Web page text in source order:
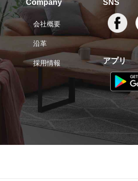
Company
会社概要
沿革
採用情報
SNS
アプリ